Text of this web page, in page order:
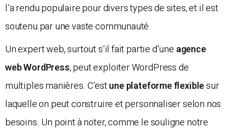
l’a rendu populaire pour divers types de sites, et il est
soutenu par une vaste communauté.
Un expert web, surtout s’il fait partie d’une agence
web WordPress, peut exploiter WordPress de
multiples manières. C’estune plateforme flexiblesur
laquelle on peut construire et personnaliser selon nos
besoins. Un point à noter, comme le souligne notre